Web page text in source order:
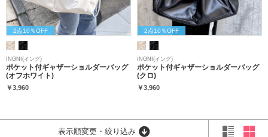
2点10％OFF
INGNI(イング)
ポケット付ギャザーショルダーバッグ
(オフホワイト)
￥3,960
2点10％OFF
INGNI(イング)
ポケット付ギャザーショルダーバッグ
(クロ)
￥3,960
表示順変更・絞り込み